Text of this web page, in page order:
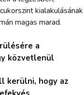
kialakulásának
magas marad.
a
közvetlenül
kerülni, hogy az